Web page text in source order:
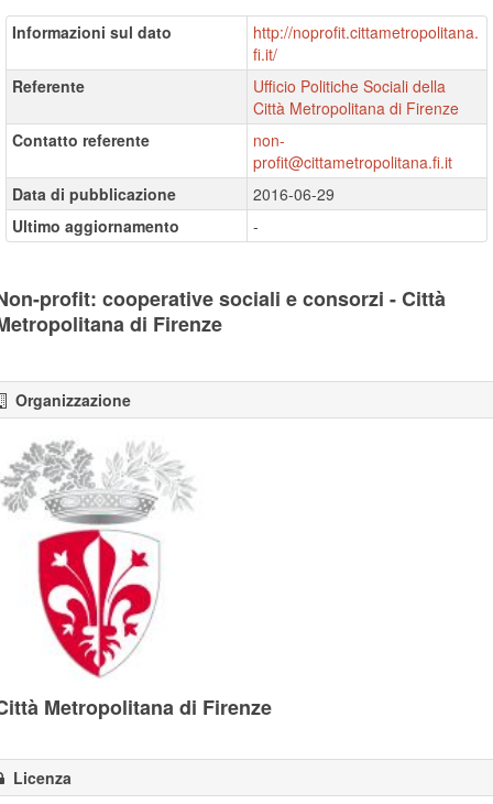
Informazioni sul dato
http://noprofit.cittametropolitana.
fi.it/
Referente
Ufficio Politiche Sociali della
Città Metropolitana di Firenze
Contatto referente
non-
profit@cittametropolitana.fi.it
Data di pubblicazione
2016-06-29
Ultimo aggiornamento
-
profit: cooperative sociali e consorzi - Città
di Firenze
Organizzazione
Metropolitana di Firenze
Licenza